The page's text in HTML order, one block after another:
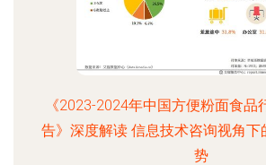
《2023-2024年中国方便粉面食品
告》深度解读 信息技术咨询视角下
势